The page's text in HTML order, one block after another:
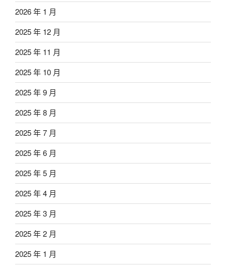
2026 年 1 月
2025 年 12 月
2025 年 11 月
2025 年 10 月
2025 年 9 月
2025 年 8 月
2025 年 7 月
2025 年 6 月
2025 年 5 月
2025 年 4 月
2025 年 3 月
2025 年 2 月
2025 年 1 月